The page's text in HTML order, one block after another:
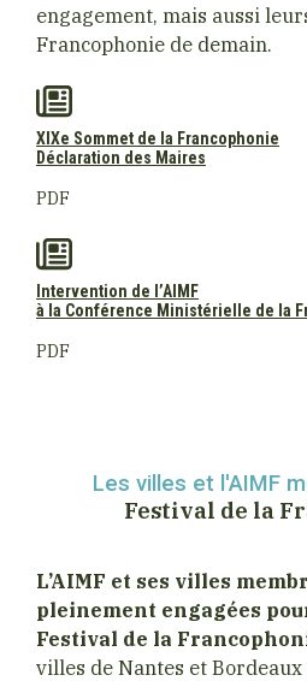
engagement, mais aussi
Francophonie de demain.
XIXe Sommet de la Francophonie
Déclaration des Maires
PDF
Intervention de l’AIMF
à la Conférence Ministérielle de la
PDF
Les villes et l'AIMF
Festival de la
L’AIMF et ses villes
pleinement engagées
Festival de la
villes de Nantes et